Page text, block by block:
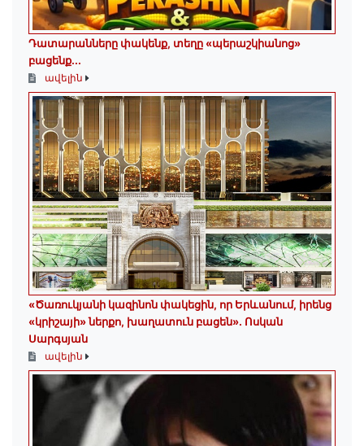
Դատարանները փակենք, տեղը «պերաշկիանոց»
բացենք․․․
ավելին
«Ծառուկյանի կազինոն փակեցին, որ Երևանում, իրենց
«կրիշայի» ներքո, խաղատուն բացեն»․ Ոսկան
Սարգսյան
ավելին